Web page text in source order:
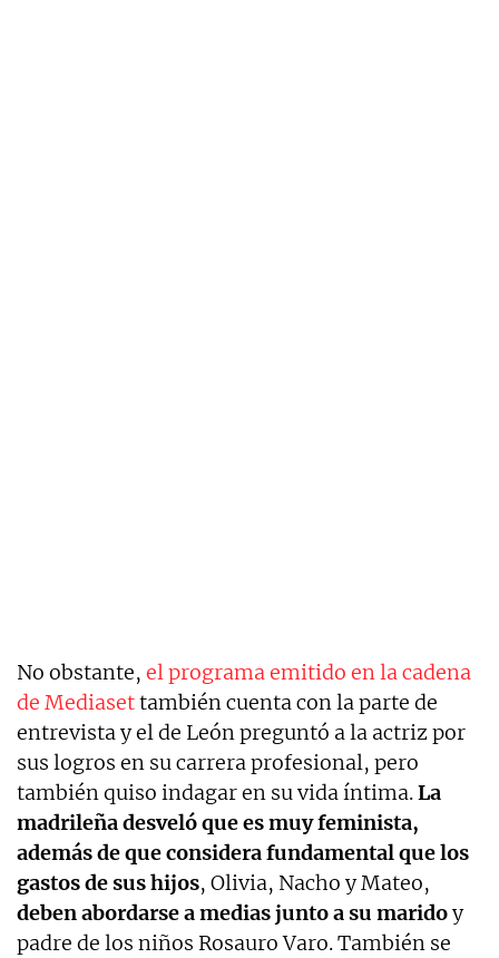
No obstante, el programa emitido en la cadena
de Mediasettambién cuenta con la parte de
entrevista y el de León preguntó a la actriz por
sus logros en su carrera profesional, pero
también quiso indagar en su vida íntima.La
madrileña desveló que es muy feminista,
además de que considera fundamental que los
gastos de sus hijos, Olivia, Nacho y Mateo,
deben abordarse a medias junto a su maridoy
padre de los niños Rosauro Varo. También se